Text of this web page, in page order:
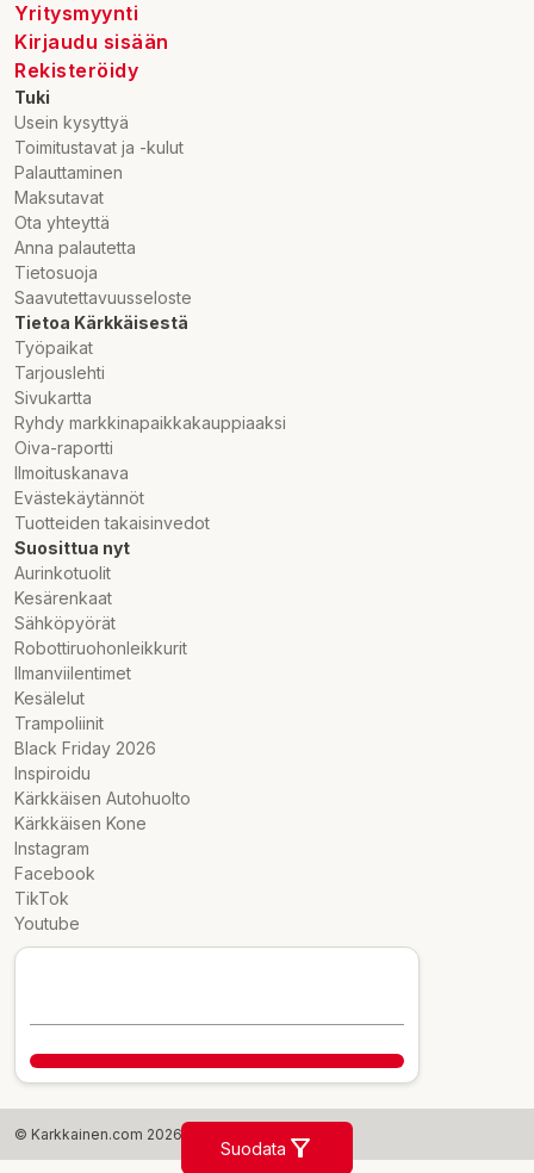
Suodata
Yritysmyynti
Kirjaudu sisään
Rekisteröidy
Tuki
Usein kysyttyä
Toimitustavat ja -kulut
Palauttaminen
Maksutavat
Ota yhteyttä
Anna palautetta
Tietosuoja
Saavutettavuusseloste
Tietoa Kärkkäisestä
Työpaikat
Tarjouslehti
Sivukartta
Ryhdy markkinapaikkakauppiaaksi
Oiva-raportti
Ilmoituskanava
Evästekäytännöt
Tuotteiden takaisinvedot
Suosittua nyt
Aurinkotuolit
Kesärenkaat
Sähköpyörät
Robottiruohonleikkurit
Ilmanviilentimet
Kesälelut
Trampoliinit
Black Friday 2026
Inspiroidu
Kärkkäisen Autohuolto
Kärkkäisen Kone
Instagram
Facebook
TikTok
Youtube
© Karkkainen.com 2026